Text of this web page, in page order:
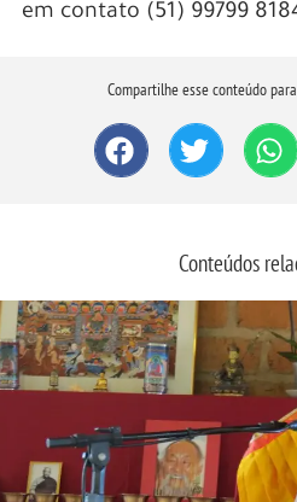
em contato (51) 99799
Compartilhe esse conteúdo
Conteúdos